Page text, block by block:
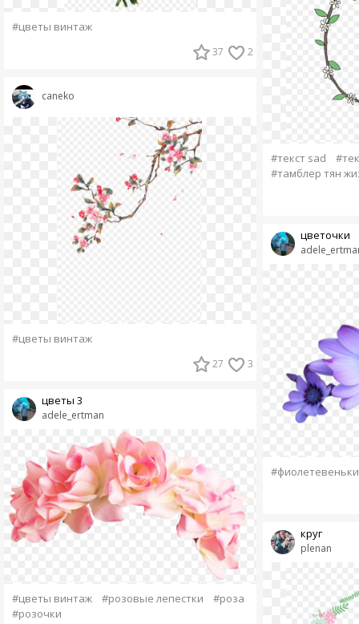
#цветы винтаж
37 2
caneko
#цветы винтаж
27 3
adele_ertman
цветы 3
#цветы винтаж #розовые лепестки
#роза
#розочки
#текст sad
#тамблер тян
цветочки
plenan
круг